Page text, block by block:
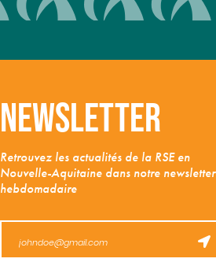
Newsletter
Retrouvez les actualités de la RSE en
Nouvelle-Aquitaine dans notre newsletter
hebdomadaire